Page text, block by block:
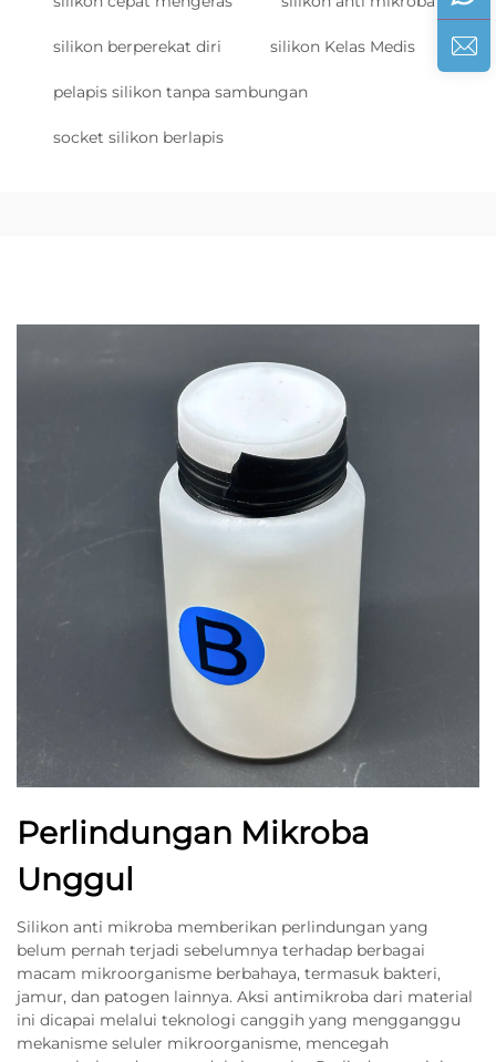
silikon berperekat diri silikon Kelas Medis
pelapis silikon tanpa sambungan
socket silikon berlapis
Perlindungan Mikroba
Unggul
Silikon anti mikroba memberikan perlindungan yang
belum pernah terjadi sebelumnya terhadap berbagai
macam mikroorganisme berbahaya, termasuk bakteri,
jamur, dan patogen lainnya. Aksi antimikroba dari material
ini dicapai melalui teknologi canggih yang mengganggu
mekanisme seluler mikroorganisme, mencegah